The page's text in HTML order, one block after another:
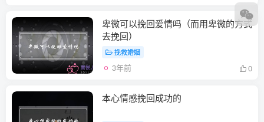
卑微可以挽回爱情吗（而用卑微的方式
去挽回）
挽救婚姻
3年前 0
本心情感挽回成功的